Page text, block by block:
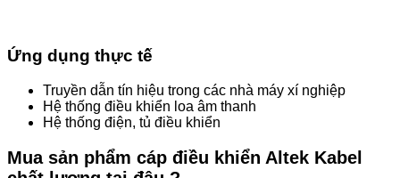
Ứng dụng thực tế
Truyền dẫn tín hiệu trong các nhà máy xí nghiệp
Hệ thống điều khiển loa âm thanh
Hệ thống điện, tủ điều khiển
Mua sản phẩm cáp điều khiển Altek Kabel